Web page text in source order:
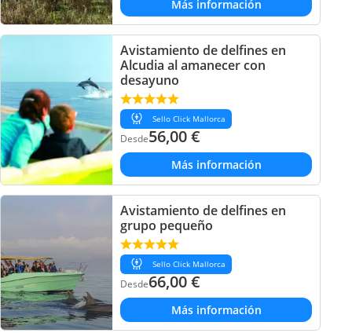
Más información
Avistamiento de delfines en
Alcudia al amanecer con
desayuno
Sello Click Mallorca
Desde56,00€
Más información
Avistamiento de delfines en
grupo pequeño
Sello Click Mallorca
Desde66,00€
Más información